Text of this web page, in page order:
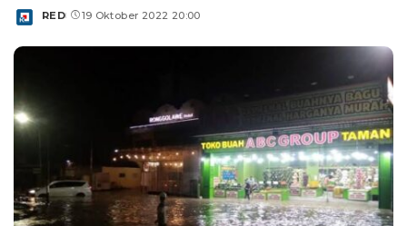
Posted
RED 19 Oktober 2022 20:00